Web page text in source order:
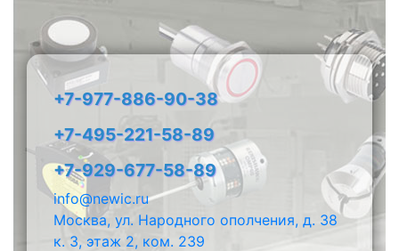
+7-977-886-90-38
+7-495-221-58-89
+7-929-677-58-89
info@newic.ru
Москва, ул. Народного ополчения, д. 38
к. 3, этаж 2, ком. 239